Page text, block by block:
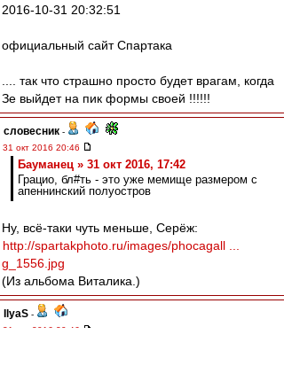
2016-10-31 20:32:51
официальный сайт Спартака
.... так что страшно просто будет врагам, когда
Зе выйдет на пик формы своей !!!!!!
словесник -
31 окт 2016 20:46
Бауманец » 31 окт 2016, 17:42
Грацио, бл#ть - это уже мемище размером с
апеннинский полуостров
Ну, всё-таки чуть меньше, Серёж:
http://spartakphoto.ru/images/phocagall ...
g_1556.jpg
(Из альбома Виталика.)
IlyaS -
31 окт 2016 20:46